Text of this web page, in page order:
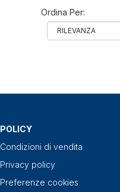
Ordina Per:
POLICY
Condizioni di vendita
Privacy policy
Preferenze cookies